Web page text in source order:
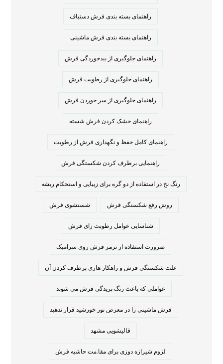
راهنمای بسته بندی فرش دستباف
راهنمای بسته بندی فرش ماشینی
راهنمای جلوگیری از بیدخوردگی فرش
راهنمای جلوگیری از رطوبت فرش
راهنمای جلوگیری از سر خوردن فرش
راهنمای خشک کردن فرش شسته
راهنمای کامل حفظ و نگهداری فرش از رطوبت
راهنمایی برطرف کردن شکستگی فرش
رنگ نخ در استفاده از دو گره برای زیبایی و استحکام ریشه
روش رفع شکستگی فرش شستشوی فرش
شناسایی عوامل رطوبت زای فرش
ضرورت استفاده از ترمز فرش روی سرامیک
علت شکستگی فرش و راهکار هاری برطرف کردن آن
عواملی که باعث رنگ پریدگی فرش می شوند
فرش ماشینی را در معرض نور خورشید قرار ندهید
قالیشویی مشهد
لزوم شیرازه دوزی برای مقا.مت حاشیه فرش